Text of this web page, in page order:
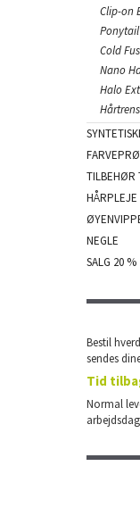
Clip-on
Ponytail
Cold
Nano
Halo
TILBEHØR
HÅRPLEJE
NEGLE
SALG 20 %
Bestil
sendes
Tid
Normal